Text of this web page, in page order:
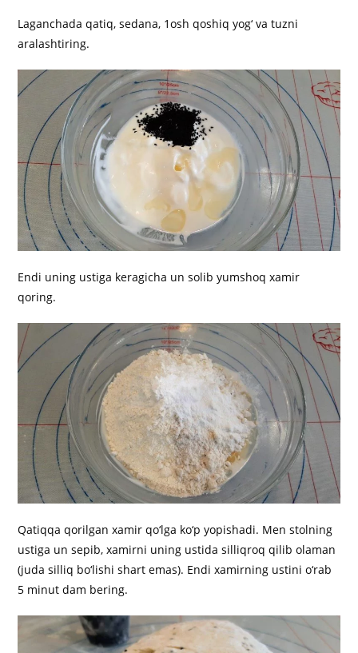
Laganchada qatiq, sedana, 1osh qoshiq yog‘ va tuzni
aralashtiring.
Endi uning ustiga keragicha un solib yumshoq xamir
qoring.
Qatiqqa qorilgan xamir qo‘lga ko‘p yopishadi. Men stolning
ustiga un sepib, xamirni uning ustida silliqroq qilib olaman
(juda silliq bo‘lishi shart emas). Endi xamirning ustini o‘rab
5 minut dam bering.